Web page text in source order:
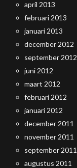
april 2013
februari 2013
januari 2013
december 2012
september 2012
juni 2012
maart 2012
februari 2012
januari 2012
december 2011
november 2011
september 2011
augustus 2011